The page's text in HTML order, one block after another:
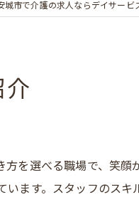
城市で介護の求人ならデイサービ
を選べる職場で、笑顔
ます。スタッフのスキ